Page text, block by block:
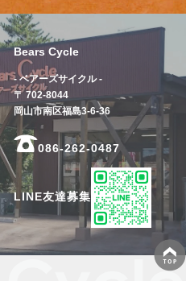
Bears Cycle
- ベアーズサイクル -
〒 702-8044
岡山市南区福島3-6-36
086-262-0487
LINE友達募集